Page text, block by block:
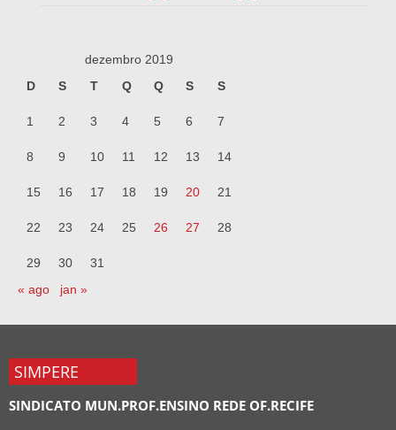
dezembro 2019
D
S T Q Q S S
1 2 3 4 5 6 7
8 9 10 11 12 13 14
15 16 17 18 19 20 21
22 23 24 25 26 27 28
29 30
31
« ago
jan »
SIMPERE
SINDICATO MUN.PROF.ENSINO REDE OF.RECIFE